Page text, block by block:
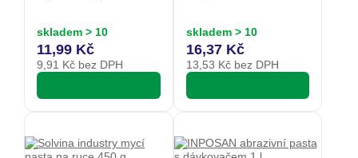
skladem > 10
11,99 Kč
9,91 Kč bez DPH
skladem > 10
16,37 Kč
13,53 Kč bez DPH